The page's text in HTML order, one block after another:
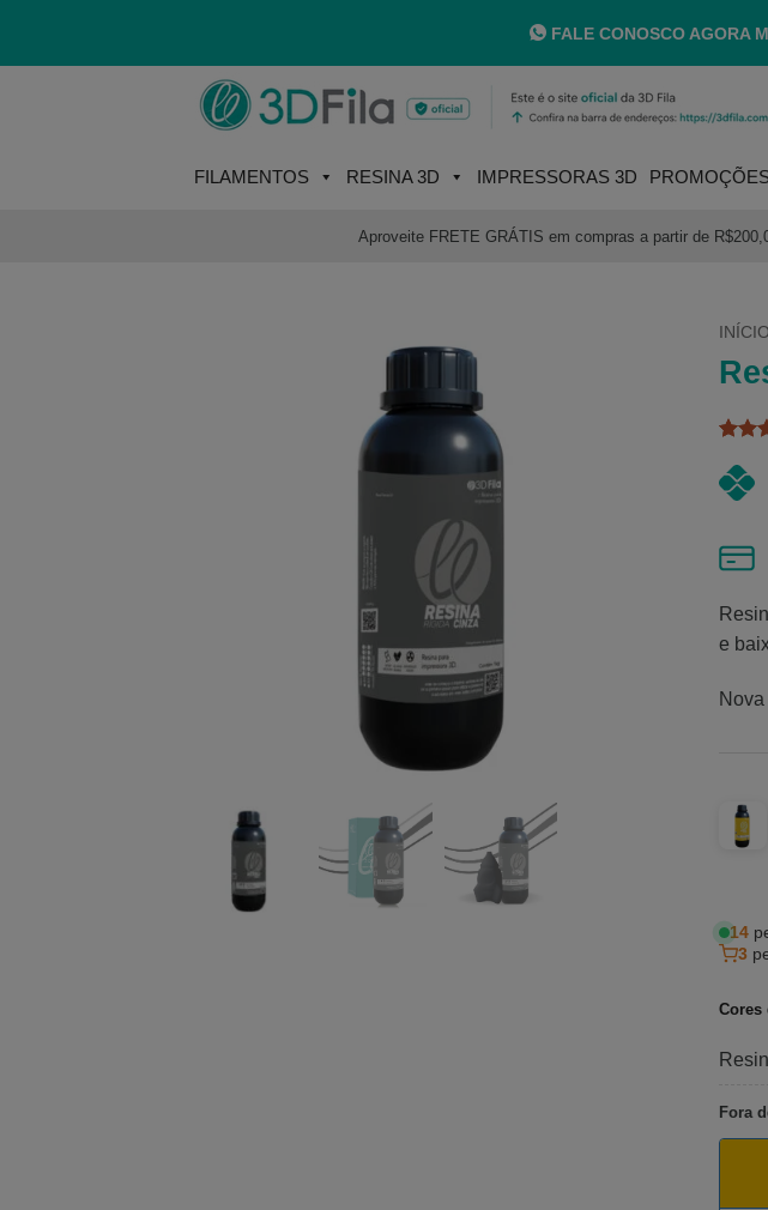
FALE CONOSCO AGORA
FILAMENTOS RESINA 3D IMPRESSORAS 3D
Aproveite FRETE GRÁTIS em compras a partir de
INÍCIO
como
5, com
de
e
14
3
Cores
Fora